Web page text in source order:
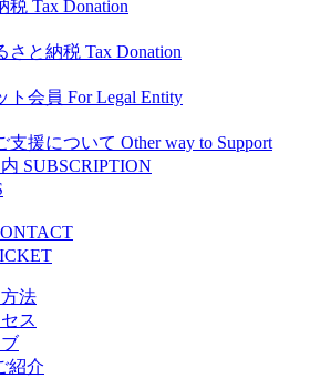
税 Tax Donation
さと納税 Tax Donation
ト会員 For Legal Entity
支援について Other way to Support
SUBSCRIPTION
法
ス
紹介